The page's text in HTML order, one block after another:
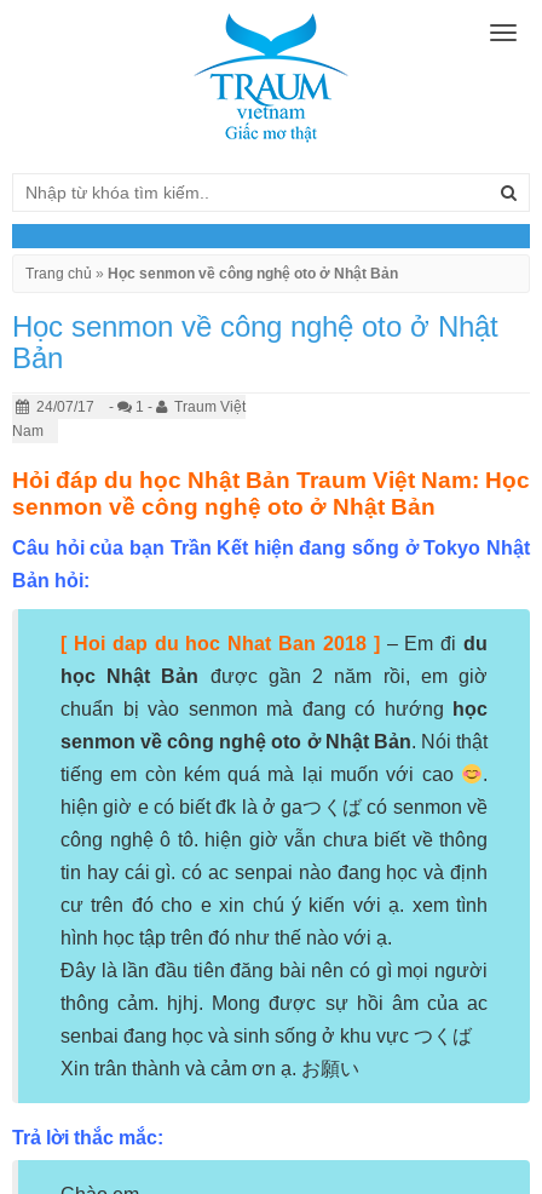
Trang chủ » Học senmon về công nghệ oto ở Nhật Bản
Học senmon về công nghệ oto ở Nhật
Bản
24/07/17 - 1 -
Traum Việt
Nam
Hỏi đáp du học Nhật Bản Traum Việt Nam: Học
senmon về công nghệ oto ở Nhật Bản
Câu hỏi của bạn Trần Kết hiện đang sống ở Tokyo Nhật
Bản hỏi:
[ Hoi dap du hoc Nhat Ban 2018] – Em đidu
học Nhật Bản được gần 2 năm rồi, em giờ
chuẩn bị vào senmon mà đang có hướng
học
senmon về công nghệ oto ở Nhật Bản. Nói thật
tiếng em còn kém quá mà lại muốn với cao
.
hiện giờ e có biết đk là ở gaつくば có senmon về
công nghệ ô tô. hiện giờ vẫn chưa biết về thông
tin hay cái gì. có ac senpai nào đang học và định
cư trên đó cho e xin chú ý kiến với ạ. xem tình
hình học tập trên đó như thế nào với ạ.
Đây là lần đầu tiên đăng bài nên có gì mọi người
thông cảm. hjhj. Mong được sự hồi âm của ac
senbai đang học và sinh sống ở khu vực つくば
Xin trân thành và cảm ơn ạ. お願い
Trả lời thắc mắc: